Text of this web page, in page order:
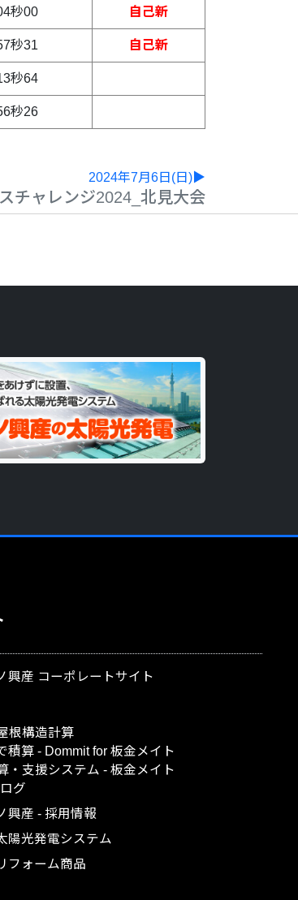
秒00 自己新
秒31 自己新
秒64
秒26
2024年7月6日(日)▶
チャレンジ2024_北見大会
興産 コーポレートサイト
根構造計算
積算 - Dommit for 板金メイト
・支援システム - 板金メイト
グ
興産 - 採用情報
陽光発電システム
フォーム商品